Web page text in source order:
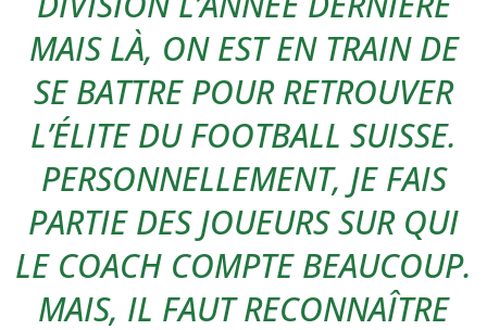
MAIS LÀ, ON EST EN TRAIN DE
SE BATTRE POUR RETROUVER
L’ÉLITE DU FOOTBALL SUISSE.
PERSONNELLEMENT, JE FAIS
PARTIE DES JOUEURS SUR QUI
LE COACH COMPTE BEAUCOUP.
MAIS, IL FAUT RECONNAÎTRE